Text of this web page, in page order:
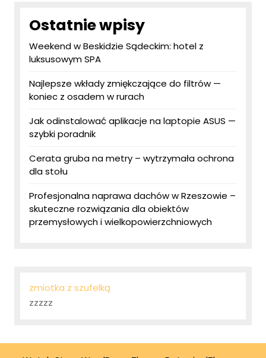
Ostatnie wpisy
Weekend w Beskidzie Sądeckim: hotel z
luksusowym SPA
Najlepsze wkłady zmiękczające do filtrów —
koniec z osadem w rurach
Jak odinstalować aplikacje na laptopie ASUS —
szybki poradnik
Cerata gruba na metry – wytrzymała ochrona
dla stołu
Profesjonalna naprawa dachów w Rzeszowie –
skuteczne rozwiązania dla obiektów
przemysłowych i wielkopowierzchniowych
zmiotka z szufelką
zzzzz